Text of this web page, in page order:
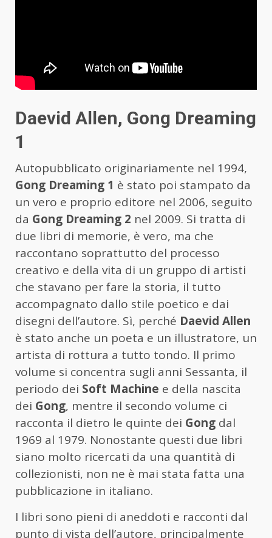
Daevid Allen, Gong Dreaming
1
Autopubblicato originariamente nel 1994,
Gong Dreaming 1 è stato poi stampato da
un vero e proprio editore nel 2006, seguito
da Gong Dreaming 2 nel 2009. Si tratta di
due libri di memorie, è vero, ma che
raccontano soprattutto del processo
creativo e della vita di un gruppo di artisti
che stavano per fare la storia, il tutto
accompagnato dallo stile poetico e dai
disegni dell’autore. Sì, perché Daevid Allen
è stato anche un poeta e un illustratore, un
artista di rottura a tutto tondo. Il primo
volume si concentra sugli anni Sessanta, il
periodo dei Soft Machine e della nascita
dei Gong, mentre il secondo volume ci
racconta il dietro le quinte dei Gong dal
1969 al 1979. Nonostante questi due libri
siano molto ricercati da una quantità di
collezionisti, non ne è mai stata fatta una
pubblicazione in italiano.
I libri sono pieni di aneddoti e racconti dal
punto di vista dell’autore, principalmente